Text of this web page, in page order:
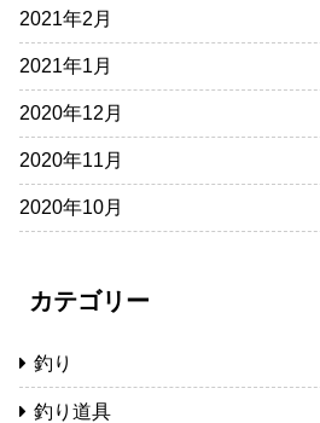
2021年2月
2021年1月
2020年12月
2020年11月
2020年10月
カテゴリー
釣り
釣り道具